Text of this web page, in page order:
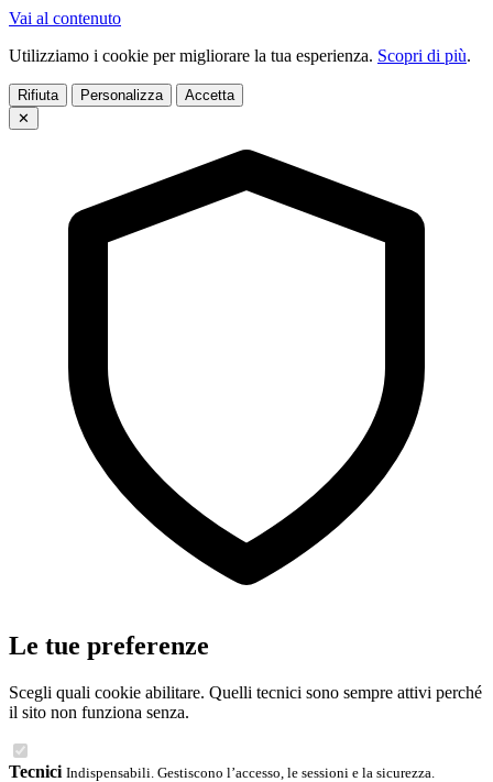
Vai al contenuto
Utilizziamo i cookie per migliorare la tua esperienza. Scopri di più.
Rifiuta Personalizza
Accetta
✕
Le tue preferenze
Scegli quali cookie abilitare. Quelli tecnici sono sempre attivi perché
il sito non funziona senza.
Tecnici Indispensabili. Gestiscono l’accesso, le sessioni e la sicurezza.